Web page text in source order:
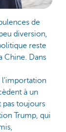
de
diversion,
reste
Chine. Dans
l'importation
à un
pas toujours
Trump, qui